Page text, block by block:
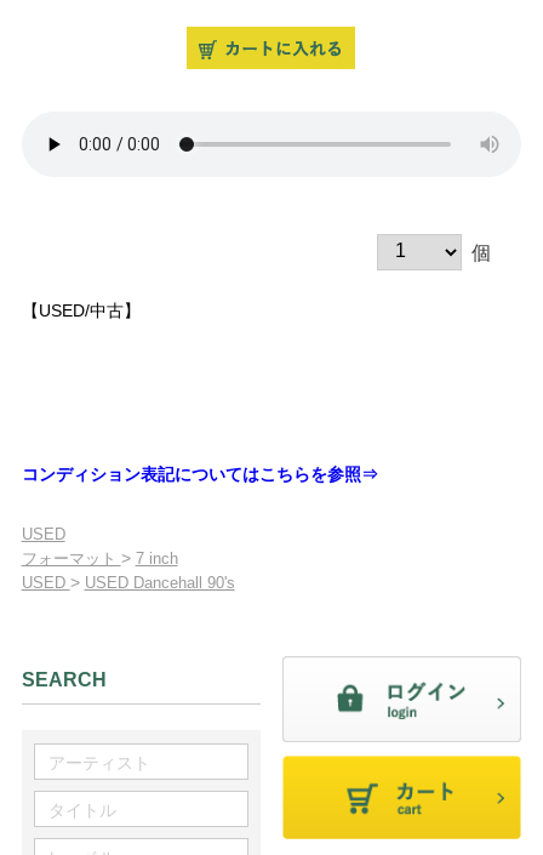
個
【USED/中古】
コンディション表記についてはこちらを参照⇒
USED
フォーマット > 7 inch
USED > USED Dancehall 90's
SEARCH